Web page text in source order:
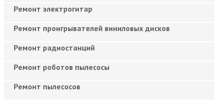
Ремонт электрогитар
Ремонт проигрывателей виниловых дисков
Ремонт радиостанций
Ремонт роботов пылесосы
Ремонт пылесосов